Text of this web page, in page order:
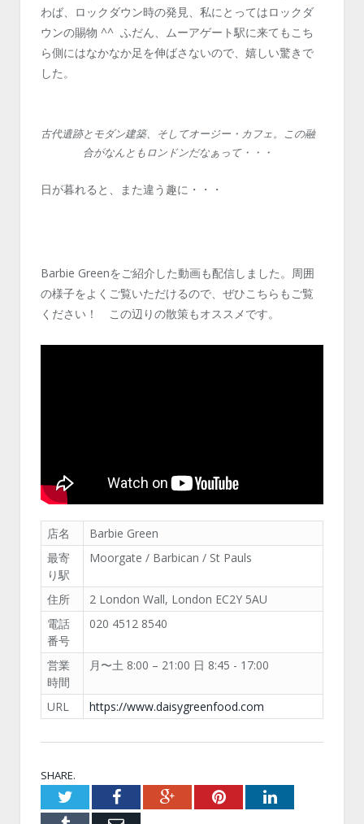
わば、ロックダウン時の発見、私にとってはロックダ
ウンの賜物 ^^ ふだん、ムーアゲート駅に来てもこち
ら側にはなかなか足を伸ばさないので、嬉しい驚きで
した。
古代遺跡とモダン建築、そしてオージー・カフェ。この融
合がなんともロンドンだなぁって・・・
日が暮れると、また違う趣に・・・
Barbie Greenをご紹介した動画も配信しました。周囲
の様子をよくご覧いただけるので、ぜひこちらもご覧
ください！ この辺りの散策もオススメです。
店名
Barbie Green
最寄
り駅
Moorgate / Barbican / St Pauls
住所
2 London Wall, London EC2Y 5AU
電話
番号
020 4512 8540
営業
時間
月〜土 8:00 – 21:00 日 8:45 - 17:00
URL https://www.daisygreenfood.com
SHARE.
TwitterFacebookGoogle+PinterestLinkedIn